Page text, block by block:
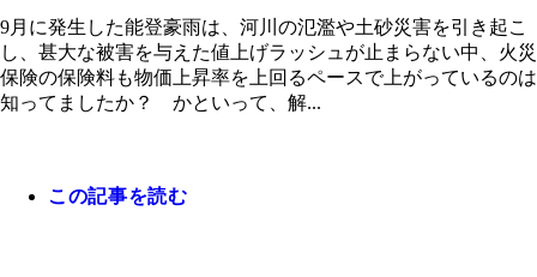
火災保険の基礎知識
水害は誰にとっても無縁でいられない。罹災する
の修繕などで大金が必要になるため、補償は必須
罹災を装って火災保険を請求させる詐欺が横行し
る。家を訪ねてきても追い返すこと！
9月に発生した能登豪雨は、河川の氾濫や土砂災害を引き起こ
し、甚大な被害を与えた値上げラッシュが止まらない中、火災
保険の保険料も物価上昇率を上回るペースで上がっているのは
知ってましたか？ かといって、解...
この記事を読む